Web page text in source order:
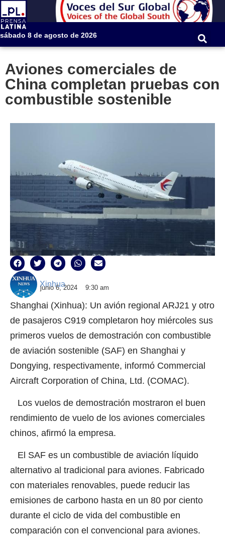
sábado 8 de agosto de 2026
Aviones comerciales de
China completan pruebas con
combustible sostenible
Xinhua
junio 6, 2024 9:30 am
Shanghai (Xinhua): Un avión regional ARJ21 y otro
de pasajeros C919 completaron hoy miércoles sus
primeros vuelos de demostración con combustible
de aviación sostenible (SAF) en Shanghai y
Dongying, respectivamente, informó Commercial
Aircraft Corporation of China, Ltd. (COMAC).
Los vuelos de demostración mostraron el buen
rendimiento de vuelo de los aviones comerciales
chinos, afirmó la empresa.
El SAF es un combustible de aviación líquido
alternativo al tradicional para aviones. Fabricado
con materiales renovables, puede reducir las
emisiones de carbono hasta en un 80 por ciento
durante el ciclo de vida del combustible en
comparación con el convencional para aviones.